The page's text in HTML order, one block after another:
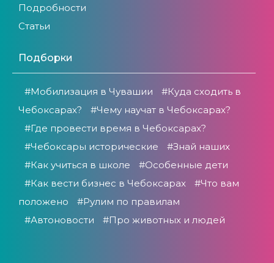
Подробности
Статьи
Подборки
#Мобилизация в Чувашии
#Куда сходить в
Чебоксарах?
#Чему научат в Чебоксарах?
#Где провести время в Чебоксарах?
#Чебоксары исторические
#Знай наших
#Как учиться в школе
#Особенные дети
#Как вести бизнес в Чебоксарах
#Что вам
положено
#Рулим по правилам
#Автоновости
#Про животных и людей